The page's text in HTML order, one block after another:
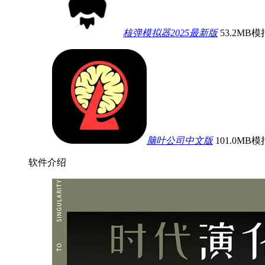
核弹模拟器2025最新版 53.2MB模
脑叶公司中文版 101.0MB模
软件介绍